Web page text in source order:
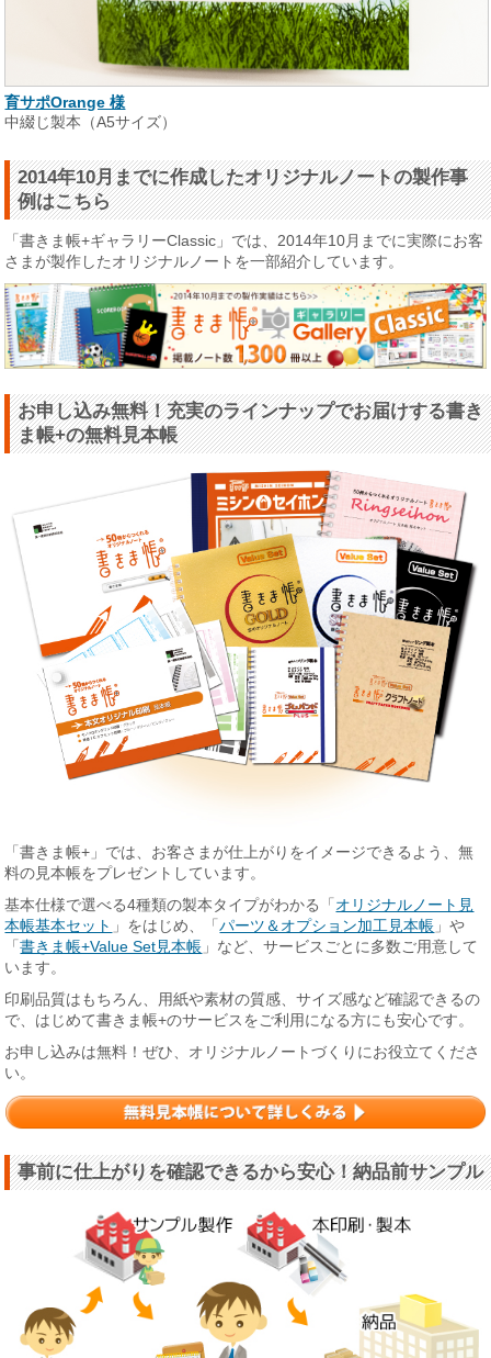
育サポOrange 様
中綴じ製本（A5サイズ）
2014年10月までに作成したオリジナルノートの製作事
例はこちら
「書きま帳+ギャラリーClassic」では、2014年10月までに実際にお客
さまが製作したオリジナルノートを一部紹介しています。
お申し込み無料！充実のラインナップでお届けする書き
ま帳+の無料見本帳
「書きま帳+」では、お客さまが仕上がりをイメージできるよう、無
料の見本帳をプレゼントしています。
基本仕様で選べる4種類の製本タイプがわかる「 オリジナルノート見
本帳基本セット 」をはじめ、「パーツ＆オプション加工見本帳 」や
「書きま帳+Value Set見本帳 」など、サービスごとに多数ご用意して
います。
印刷品質はもちろん、用紙や素材の質感、サイズ感など確認できるの
で、はじめて書きま帳+のサービスをご利用になる方にも安心です。
お申し込みは無料！ぜひ、オリジナルノートづくりにお役立てくださ
い。
事前に仕上がりを確認できるから安心！納品前サンプル